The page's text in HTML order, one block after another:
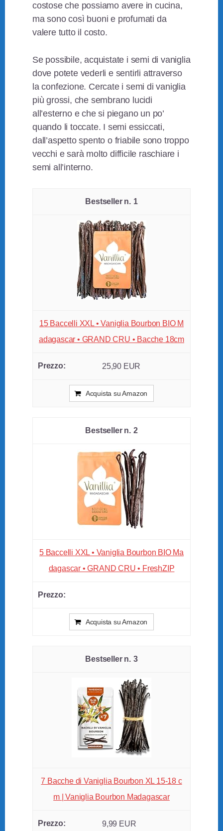
costose che possiamo avere in cucina,
ma sono così buoni e profumati da
valere tutto il costo.
Se possibile, acquistate i semi di vaniglia
dove potete vederli e sentirli attraverso
la confezione. Cercate i semi di vaniglia
più grossi, che sembrano lucidi
all’esterno e che si piegano un po’
quando li toccate. I semi essiccati,
dall’aspetto spento o friabile sono troppo
vecchi e sarà molto difficile raschiare i
semi all’interno.
1
15 Baccelli XXL • Vaniglia Bourbon BIO M
adagascar • GRAND CRU • Bacche 18cm
25,90 EUR
Acquista su Amazon
2
5 Baccelli XXL • Vaniglia Bourbon BIO Ma
dagascar • GRAND CRU • FreshZIP
Acquista su Amazon
3
7 Bacche di Vaniglia Bourbon XL 15-18 c
m | Vaniglia Bourbon Madagascar
9,99 EUR